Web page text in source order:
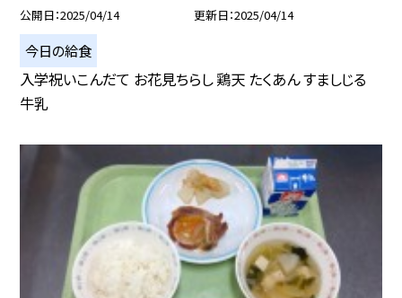
公開日 2025/04/14 更新日 2025/04/14
今日の給食
入学祝いこんだて お花見ちらし 鶏天 たくあん すましじる
牛乳